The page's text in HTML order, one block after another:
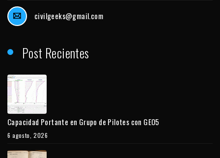
civilgeeks@gmail.com
Post Recientes
Capacidad Portante en Grupo de Pilotes con GEO5
6 agosto, 2026